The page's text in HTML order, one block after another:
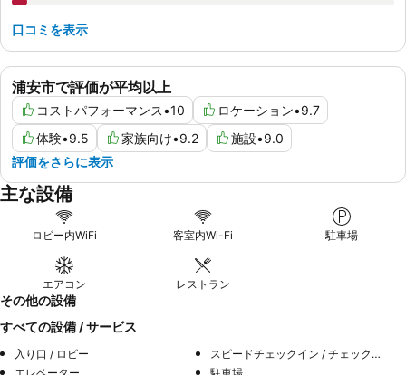
浦安市で評価が平均以上
コストパフォーマンス•10 ロケーション•9.7
体験•9.5 家族向け•9.2 施設•9.0
評価をさらに表示
口コミを表示
主な設備
ロビー内WiFi 客室内Wi-Fi 駐車場
エアコン レストラン
その他の設備
すべての設備 / サービス
入り口 / ロビー
スピードチェックイン / チェックアウト